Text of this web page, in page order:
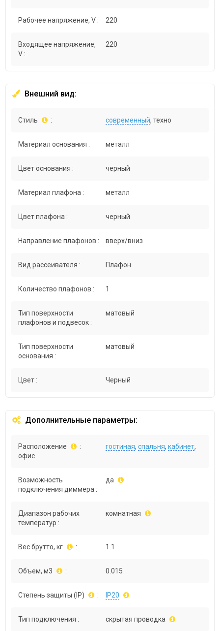
Рабочее напряжение, V : 220
Входящее напряжение,
V :
220
Внешний вид:
Стиль : современный, техно
Материал основания : металл
Цвет основания : черный
Материал плафона : металл
Цвет плафона : черный
Направление плафонов : вверх/вниз
Вид рассеивателя : Плафон
Количество плафонов : 1
Тип поверхности
плафонов и подвесок :
матовый
Тип поверхности
основания :
матовый
Цвет : Черный
Дополнительные параметры:
Расположение : гостиная,спальня,кабинет,
офис
Возможность
подключения диммера :
да
Диапазон рабочих
температур :
комнатная
Вес брутто, кг : 1.1
Объем, м3 : 0.015
Степень защиты (IP) : IP20
Тип подключения : скрытая проводка